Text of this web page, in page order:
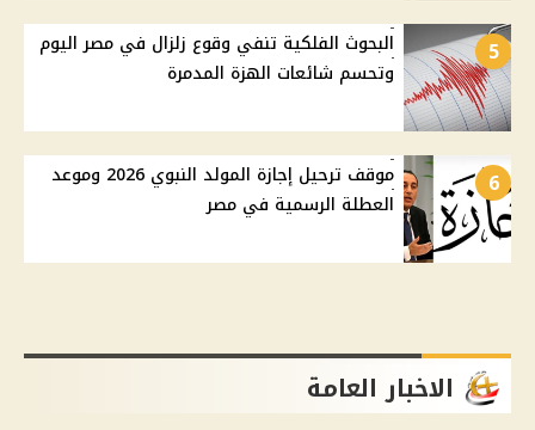
5
البحوث الفلكية تنفي وقوع زلزال في مصر اليوم
وتحسم شائعات الهزة المدمرة
6
موقف ترحيل إجازة المولد النبوي 2026 وموعد
العطلة الرسمية في مصر
الاخبار العامة